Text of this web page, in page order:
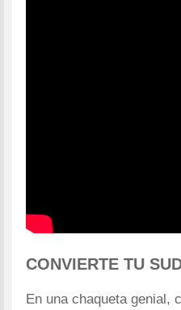
CONVIERTE TU
En una chaqueta genial,